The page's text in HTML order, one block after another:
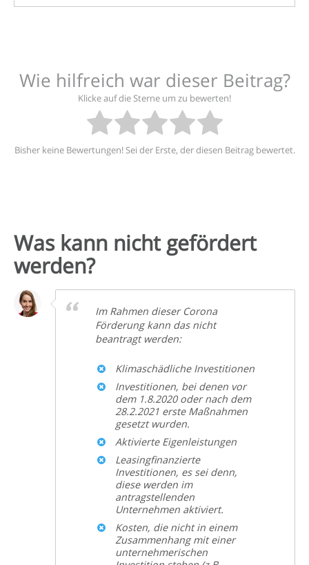
Wie hilfreich war dieser Beitrag?
Klicke auf die Sterne um zu bewerten!
Bisher keine Bewertungen! Sei der Erste, der diesen Beitrag bewertet.
Was kann nicht gefördert
werden?
Im Rahmen dieser Corona
Förderung kann das nicht
beantragt werden:
Klimaschädliche Investitionen
Investitionen, bei denen vor
dem 1.8.2020 oder nach dem
28.2.2021 erste Maßnahmen
gesetzt wurden.
Aktivierte Eigenleistungen
Leasingfinanzierte
Investitionen, es sei denn,
diese werden im
antragstellenden
Unternehmen aktiviert.
Kosten, die nicht in einem
Zusammenhang mit einer
unternehmerischen